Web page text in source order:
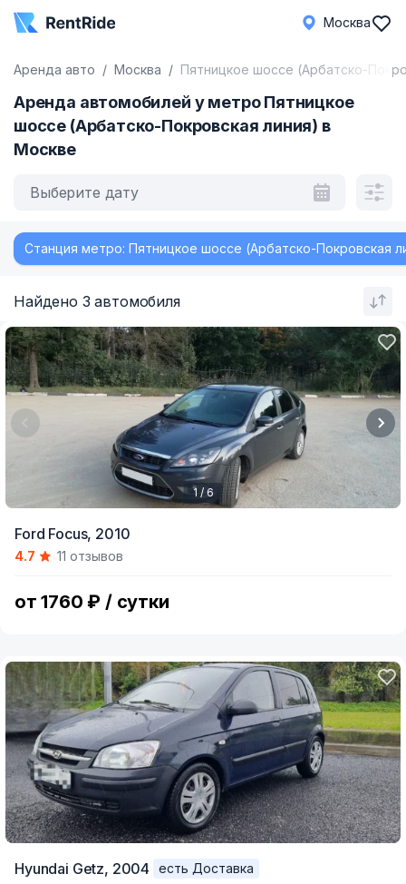
Москва
Аренда авто Москва Пятницкое шоссе (Арбатско-
Аренда автомобилей у метро Пятницкое
шоссе (Арбатско-Покровская линия) в
Москве
Выберите дату
Станция метро: Пятницкое шоссе (Арбатско-Покровская
Найдено 3 автомобиля
of
1 / 6
Ford Focus, 2010
4.7 11 отзывов
от 1760 ₽ / сутки
Hyundai Getz, 2004
есть Доставка